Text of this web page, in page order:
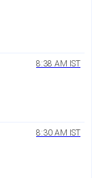
8:38 AM IST
8:30 AM IST